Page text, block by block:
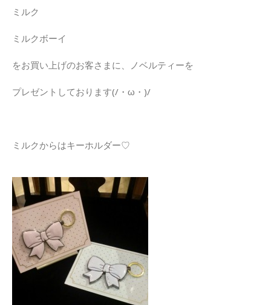
ミルク
ミルクボーイ
をお買い上げのお客さまに、ノベルティーを
プレゼントしております(/・ω・)/
ミルクからはキーホルダー♡